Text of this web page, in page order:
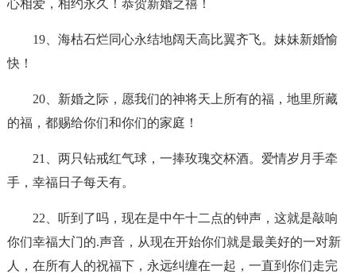
心相爱，相约永久！恭贺新婚之禧！
19、海枯石烂同心永结地阔天高比翼齐飞。妹妹新婚愉
快！
20、新婚之际，愿我们的神将天上所有的福，地里所藏
的福，都赐给你们和你们的家庭！
21、两只钻戒红气球，一捧玫瑰交杯酒。爱情岁月手牵
手，幸福日子每天有。
22、听到了吗，现在是中午十二点的钟声，这就是敲响
你们幸福大门的.声音，从现在开始你们就是最美好的一对新
人，在所有人的祝福下，永远纠缠在一起，一直到你们走完